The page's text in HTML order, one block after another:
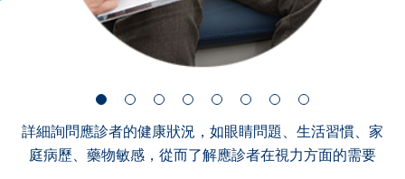
詳細詢問應診者的健康狀況，如眼睛問題、生活習慣、家
庭病歷、藥物敏感，從而了解應診者在視力方面的需要